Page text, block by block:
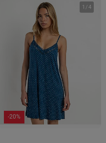
1 /4
-20%